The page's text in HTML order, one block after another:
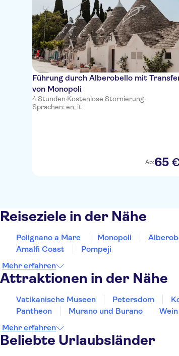
Führung durch Alberobello mit
von Monopoli
4 Stunden·Kostenlose Stornierung·
Sprachen: en, it
Ab:65 €
Reiseziele in der Nähe
Polignano a Mare Monopoli
Amalfi Coast
Pompeji
Mehr erfahren
Attraktionen in der Nähe
Vatikanische Museen Petersdom
Pantheon
Murano und Burano
Mehr erfahren
Beliebte Urlaubsländer